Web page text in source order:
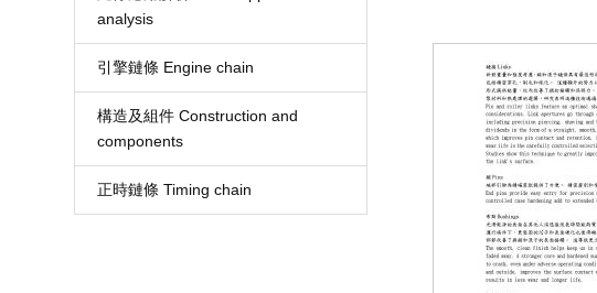
analysis
引擎鏈條 Engine chain
構造及組件 Construction and
components
正時鏈條 Timing chain